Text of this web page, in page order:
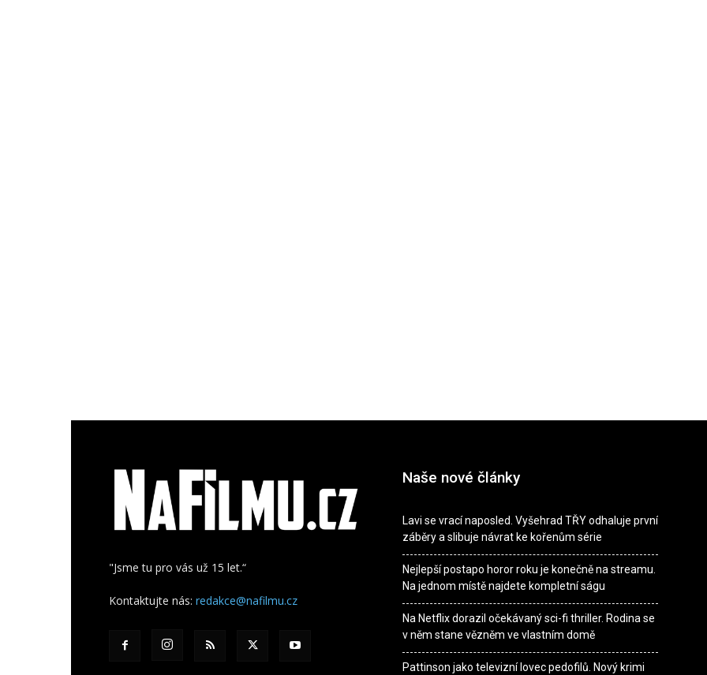
"Jsme tu pro vás už 15 let.“
Kontaktujte nás: redakce@nafilmu.cz
Naše nové články
Lavi se vrací naposled. Vyšehrad TŘY odhaluje první
záběry a slibuje návrat ke kořenům série
Nejlepší postapo horor roku je konečně na streamu.
Na jednom místě najdete kompletní ságu
Na Netflix dorazil očekávaný sci-fi thriller. Rodina se
v něm stane vězněm ve vlastním domě
Pattinson jako televizní lovec pedofilů. Nový krimi